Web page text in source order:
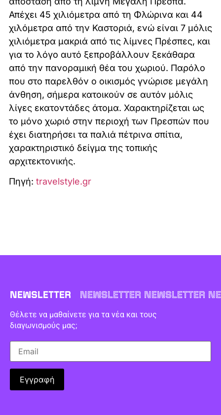
Απέχει 45 χιλιόμετρα από τη Φλώρινα και 44
χιλόμετρα από την Καστοριά, ενώ είναι 7 μόλις
χιλιόμετρα μακριά από τις λίμνες Πρέσπες, και
για το λόγο αυτό ξεπροβάλλουν ξεκάθαρα
από την πανοραμική θέα του χωριού. Παρόλο
που στο παρελθόν ο οικισμός γνώρισε μεγάλη
άνθηση, σήμερα κατοικούν σε αυτόν μόλις
λίγες εκατοντάδες άτομα. Χαρακτηρίζεται ως
το μόνο χωριό στην περιοχή των Πρεσπών που
έχει διατηρήσει τα παλιά πέτρινα σπίτια,
χαρακτηριστικό δείγμα της τοπικής
αρχιτεκτονικής.
Πηγή: travelstyle.gr
NEWSLETTER NEWSLETTER NEWSLETTER
Θέλετε να μαθαίνετε για τα νέα και τους
διαγωνισμούς μας;